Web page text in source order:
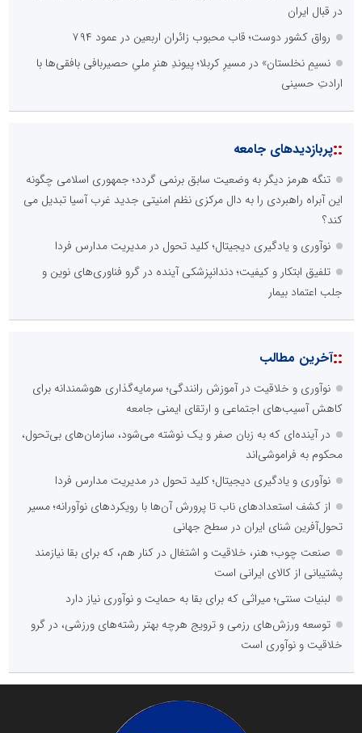
در قبال ایران
رواق کشور دوست؛ قاب محبوب زائران اربعین در عمود ۷۹۴
نسیمِ نخلستان» در مسیرِ کربلا؛ پیوندِ هنرِ ملیِ حصیربافی بافقی‌ها با
ارادتِ حسینی
::پربازدیدهای جامعه
تنگه هرمز دیگر به وضعیت سابق برنمی گردد؛ جمهوری اسلامی چگونه
این آبراه راهبردی را به دال مرکزی نظم امنیتی جدید غرب آسیا تبدیل می
کند؟
نوآوری و یادگیری دیجیتال؛ کلید تحول در مدیریت مدارس فردا
تلفیق ابتکار و کیفیت؛ دندانپزشکی آینده در گرو فناوری‌های نوین و
جلب اعتماد بیمار
::آخرین مطالب
نوآوری و خلاقیت در آموزش رانندگی؛ سرمایه‌گذاری هوشمندانه برای
کاهش آسیب‌های اجتماعی و ارتقای ایمنی جامعه
در آینده‌ای که به زبان صفر و یک نوشته می‌شود، سازمان‌های بی‌تحول،
محکوم به فراموشی‌اند
نوآوری و یادگیری دیجیتال؛ کلید تحول در مدیریت مدارس فردا
از کشف استعدادهای ناب تا پرورش آن‌ها با رویکردهای نوآورانه؛ مسیر
تحول‌آفرین شنای ایران در سطح جهانی
صنعت چوب؛ هنر، خلاقیت و اشتغال در کنار هم، که برای بقا نیازمند
پشتیبانی از کالای ایرانی است
لبنیات سنتی؛ میراثی که برای بقا به حمایت و نوآوری نیاز دارد
توسعه ورزش‌های رزمی و ترویج هرچه بهتر رشته‌های ورزشی، در گرو
خلاقیت و نوآوری است